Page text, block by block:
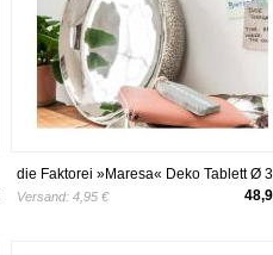
die Faktorei »Maresa« Deko Tablett Ø
cm
Versand: 4,95 €